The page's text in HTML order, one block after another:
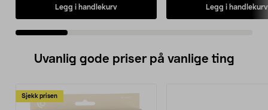
Legg i handlekurv Legg i handlekurv
Uvanlig gode priser på vanlige ting
Sjekk prisen